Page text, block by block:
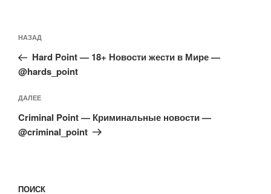
по
записям
Предыдущая
запись:
НАЗАД
Hard Point — 18+ Новости жести в Мире —
@hards_point
Следующая
запись
ДАЛЕЕ
Criminal Point — Криминальные новости —
@criminal_point
ПОИСК